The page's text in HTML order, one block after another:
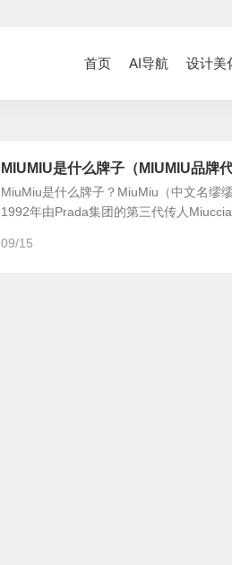
首页 AI导航 设计美
MIUMIU是什么牌子（MIUMIU品牌
MiuMiu是什么牌子？MiuMiu（中文名缪
1992年由Prada集团的第三代传人
09/15